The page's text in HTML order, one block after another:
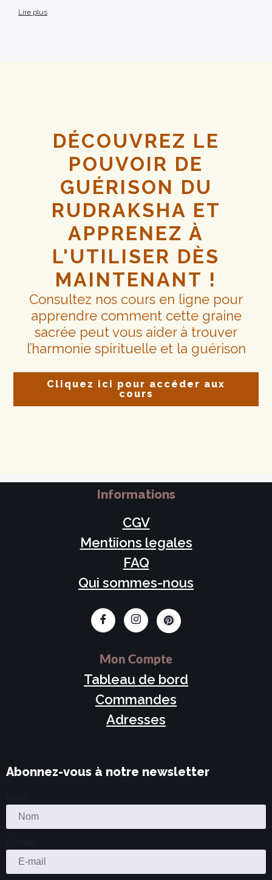
Lire plus
DÉCOUVREZ LE
POUVOIR DE
GUÉRISON DU
RUDRAKSHA ET
APPRENEZ À
L'UTILISER DÈS
MAINTENANT !
Consultez nos cours en ligne pour
apprendre comment cette graine
sacrée peut vous aider à trouver
l’harmonie spirituelle et la guérison
Cliquez ici pour accéder aux
cours
Informations
CGV
Mentiions legales
FAQ
Qui sommes-nous
Mon Compte
Tableau de bord
Commandes
Adresses
Abonnez-vous à notre newsletter